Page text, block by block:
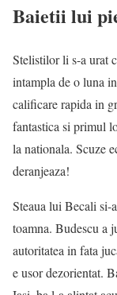
Baietii lui
Stelistilor li s-a urat
intampla de o luna
calificare rapida in
fantastica si primul
la nationala. Scuze
deranjeaza!
Steaua lui Becali si-
toamna. Budescu a
autoritatea in fata
e usor dezorientat.